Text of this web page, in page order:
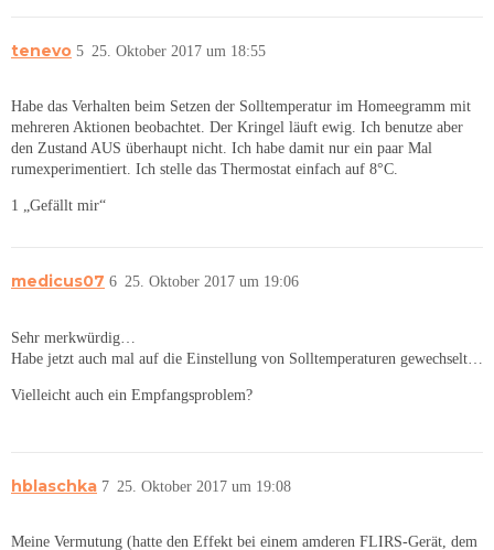
tenevo 25. Oktober 2017 um 18:55
5
Habe das Verhalten beim Setzen der Solltemperatur im Homeegramm mit
mehreren Aktionen beobachtet. Der Kringel läuft ewig. Ich benutze aber
den Zustand AUS überhaupt nicht. Ich habe damit nur ein paar Mal
rumexperimentiert. Ich stelle das Thermostat einfach auf 8°C.
1 „Gefällt mir“
medicus07 25. Oktober 2017 um 19:06
6
Sehr merkwürdig…
Habe jetzt auch mal auf die Einstellung von Solltemperaturen gewechselt…
Vielleicht auch ein Empfangsproblem?
hblaschka 25. Oktober 2017 um 19:08
7
Meine Vermutung (hatte den Effekt bei einem amderen FLIRS-Gerät, dem